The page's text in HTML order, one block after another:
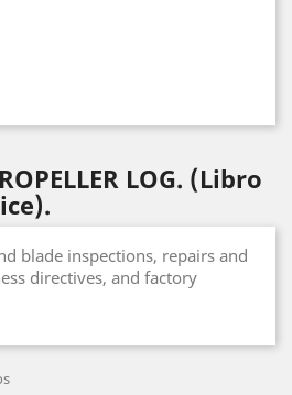
LOG. (Libro
blade inspections, repairs and
directives, and factory